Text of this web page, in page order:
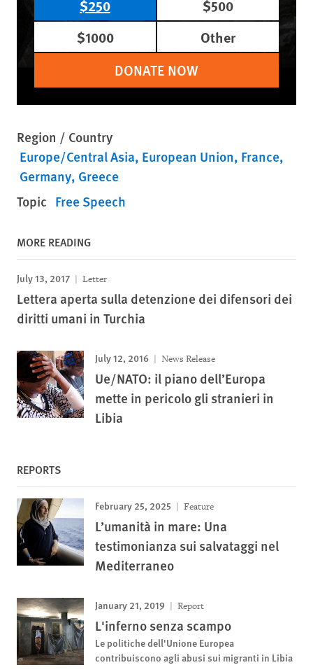
$250
$500
$1000
Other
DONATE NOW
Region / Country
Europe/Central Asia European Union France
Germany Greece
Topic Free Speech
MORE READING
July 13, 2017 Letter
Lettera aperta sulla detenzione dei difensori dei
diritti umani in Turchia
July 12, 2016 News Release
Ue/NATO: il piano dell’Europa
mette in pericolo gli stranieri in
Libia
REPORTS
February 25, 2025 Feature
L’umanità in mare: Una
testimonianza sui salvataggi nel
Mediterraneo
January 21, 2019 Report
L'inferno senza scampo
Le politiche dell'Unione Europea
contribuiscono agli abusi sui migranti in Libia